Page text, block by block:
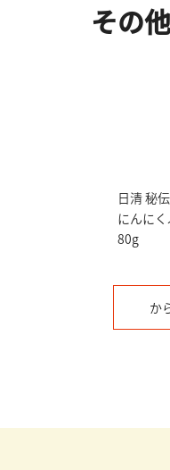
その
日清 秘
にんに
80g
か